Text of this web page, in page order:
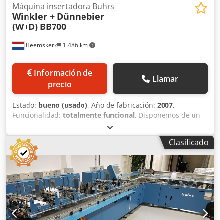
Heemskerk 1.486 km
Máquina insertadora Buhrs
Winkler + Dünnebier
(W+D) BB700
Información de
precio
Llamar
Estado: bueno (usado), Año de fabricación: 2007,
Funcionalidad: totalmente funcional, Disponemos de un
sistema de ensobrado Buhrs W+D BB700 14K servo. De DL
a C4 envolvente. Año de construcción 2007 Año de
construcción 2007 Base de 6 estaciones Configuración:
Canal transaccional de entrada de hojas individuales
Mueller Apparatebau Buhrs BB700 - 14K Base de 6
estaciones 5 alimentadores rotativos 1 alimentador de
fricción al vacío HF2 Bandeja de descarga Codpsukpimefx
Ak Uerf Cargador automático Estación de transferencia
cinta de descarga Esta máquina está totalmente
Clasificado